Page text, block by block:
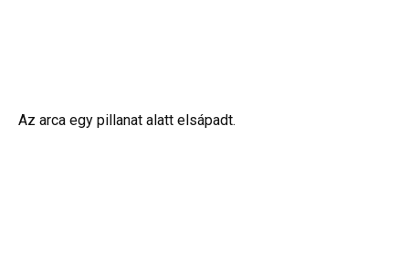
Az arca egy pillanat alatt elsápadt.